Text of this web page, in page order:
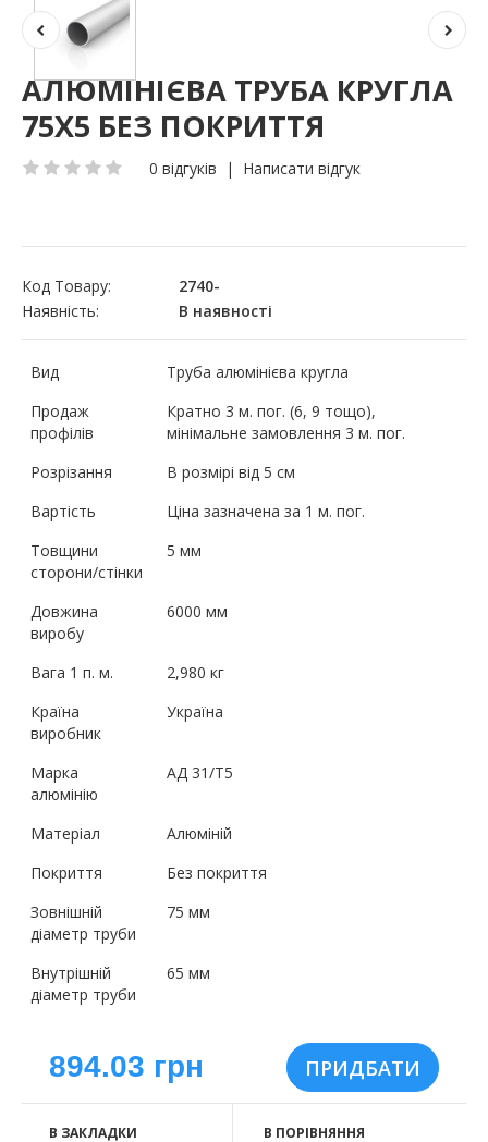
АЛЮМІНІЄВА ТРУБА КРУГЛА
75Х5 БЕЗ ПОКРИТТЯ
0 відгуків | Написати відгук
Код Товару:
2740-
Наявність:
В наявності
Вид
Труба алюмінієва кругла
Продаж
профілів
Кратно 3 м. пог. (6, 9 тощо),
мінімальне замовлення 3 м. пог.
Розрізання
В розмірі від 5 см
Вартість
Ціна зазначена за 1 м. пог.
Товщини
сторони/стінки
5 мм
Довжина
виробу
6000 мм
Вага 1 п. м.
2,980 кг
Країна
виробник
Україна
Марка
алюмінію
АД 31/Т5
Матеріал
Алюміній
Покриття
Без покриття
Зовнішній
діаметр труби
75 мм
Внутрішній
діаметр труби
65 мм
894.03 грн
В ЗАКЛАДКИ В ПОРІВНЯННЯ